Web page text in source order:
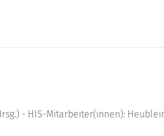
- HIS-Mitarbeiter(innen):